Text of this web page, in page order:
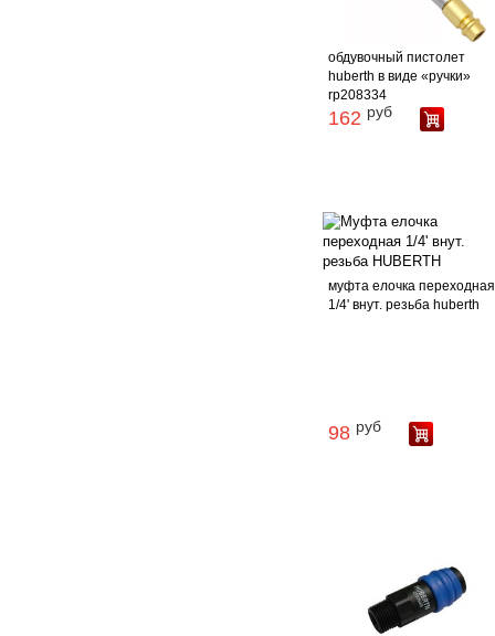
обдувочный пистолет
huberth в виде «ручки»
rp208334
162 руб
муфта елочка переходная
1/4' внут. резьба huberth
98 руб